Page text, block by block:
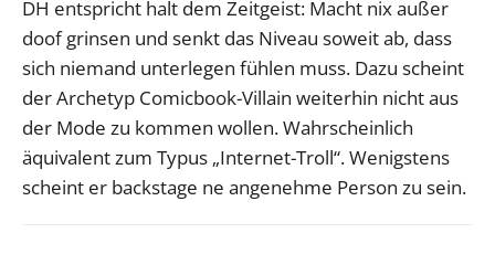
DH entspricht halt dem Zeitgeist: Macht nix außer
doof grinsen und senkt das Niveau soweit ab, dass
sich niemand unterlegen fühlen muss. Dazu scheint
der Archetyp Comicbook-Villain weiterhin nicht aus
der Mode zu kommen wollen. Wahrscheinlich
äquivalent zum Typus „Internet-Troll“. Wenigstens
scheint er backstage ne angenehme Person zu sein.